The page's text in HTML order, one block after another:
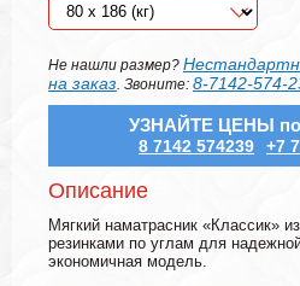
Не нашли размер?
на заказ . Звоните: 8-7142-574-
УЗНАЙТЕ ЦЕНЫ по
8 7142 574239 +7
Описание
Мягкий наматрасник «Классик»
резинками по углам для
экономичная модель.